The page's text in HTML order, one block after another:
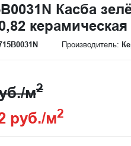
Касба
Производитель:
м2
руб./м2